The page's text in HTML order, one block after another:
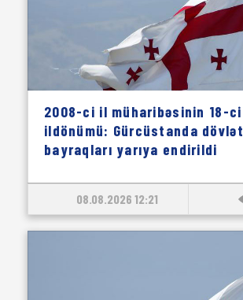
2008-ci il müharibəsinin 18-ci
ildönümü: Gürcüstanda dövlət
bayraqları yarıya endirildi
08.08.2026 12:21